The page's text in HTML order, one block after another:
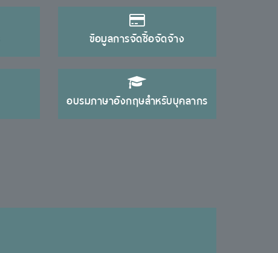
ข้อมูลการจัดซื้อจัดจ้าง
อบรมภาษาอังกฤษสำหรับบุคลากร